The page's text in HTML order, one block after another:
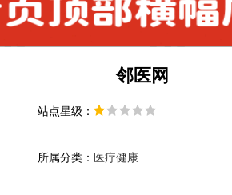
邻医网
站点星级：
所属分类： 医疗健康